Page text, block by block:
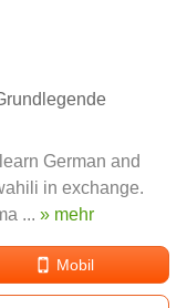
German and
in exchange.
... » mehr
Mobil